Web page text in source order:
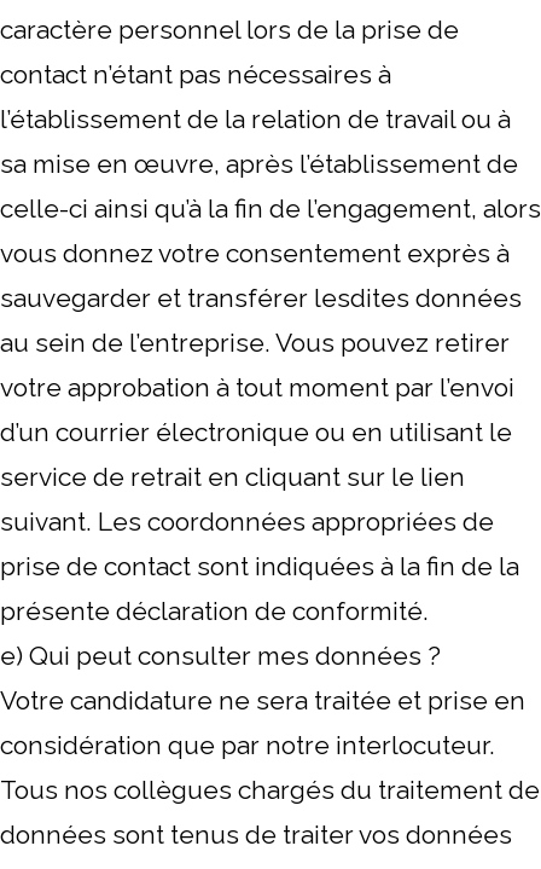
caractère personnel lors de la prise de
contact n’étant pas nécessaires à
l’établissement de la relation de travail ou à
sa mise en œuvre, après l’établissement de
celle-ci ainsi qu’à la fin de l’engagement, alors
vous donnez votre consentement exprès à
sauvegarder et transférer lesdites données
au sein de l’entreprise. Vous pouvez retirer
votre approbation à tout moment par l’envoi
d’un courrier électronique ou en utilisant le
service de retrait en cliquant sur le lien
suivant. Les coordonnées appropriées de
prise de contact sont indiquées à la fin de la
présente déclaration de conformité.
e) Qui peut consulter mes données ?
Votre candidature ne sera traitée et prise en
considération que par notre interlocuteur.
Tous nos collègues chargés du traitement de
données sont tenus de traiter vos données